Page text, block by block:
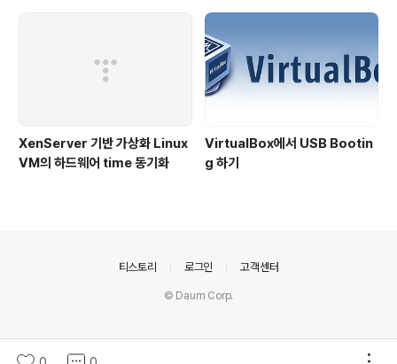
XenServer 기반 가상화 Linux
VM의 하드웨어 time 동기화
VirtualBox에서 USB Bootin
g 하기
티스토리 로그인 고객센터
© Daum Corp.